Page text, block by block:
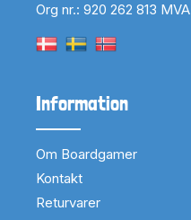
Org nr.: 920 262 813 MVA
Information
Om Boardgamer
Kontakt
Returvarer